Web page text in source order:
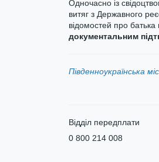
Одночасно із
витяг з Державного
відомостей про батька
документальним
Південноукраїнська
Відділ передплати
0 800 214 008